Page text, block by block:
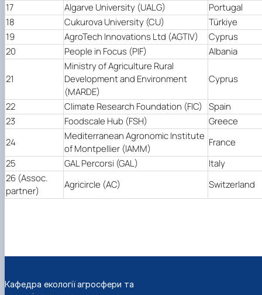
17 Algarve University (UALG)
Portugal
18
Cukurova University (CU)
Türkiye
19
AgroTech Innovations Ltd (AGTIV)
Cyprus
20
People in Focus (PIF) Albania
21
Ministry of Agriculture Rural
Development and Environment
(MARDE)
Cyprus
22 Climate Research Foundation (FIC) Spain
23
Foodscale Hub (FSH)
Greece
24
Mediterranean Agronomic Institute
of Montpellier (IAMM)
France
25
GAL Percorsi (GAL)
Italy
26 (Assoc.
partner)
Agricircle (AC) Switzerland
Кафедра екології агросфери та